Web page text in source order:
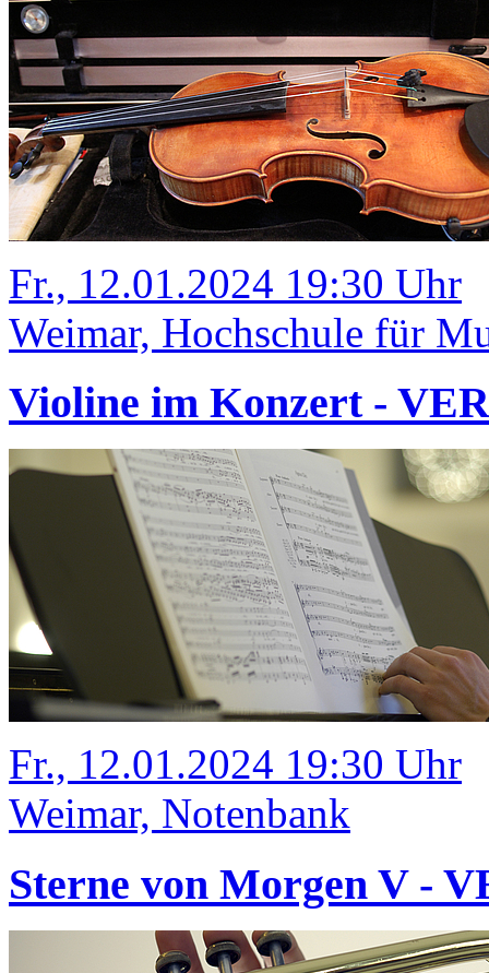
Fr., 12.01.2024 19:30 Uhr
Weimar, Hochschule für
Violine im Konzert -
Fr., 12.01.2024 19:30 Uhr
Weimar, Notenbank
Sterne von Morgen V -